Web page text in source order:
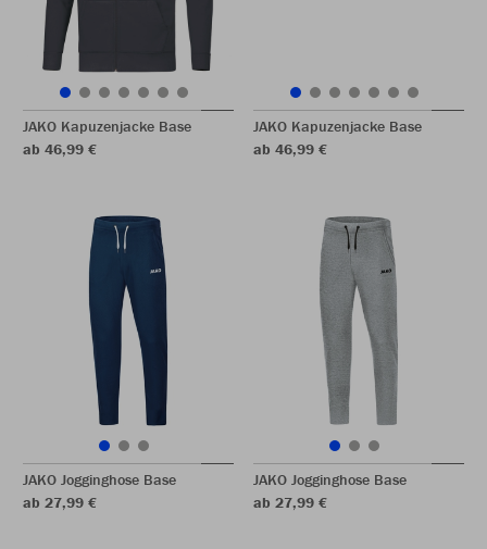
JAKO Kapuzenjacke Base
ab 46,99 €
JAKO Kapuzenjacke Base
ab 46,99 €
JAKO Jogginghose Base
ab 27,99 €
JAKO Jogginghose Base
ab 27,99 €